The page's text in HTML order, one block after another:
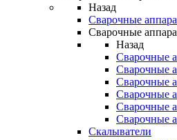
Назад
Сварочные
Сварочные
Назад
Сварочные
Сварочные
Сварочные
Сварочные
Сварочные
Cварочные
Скалыватели